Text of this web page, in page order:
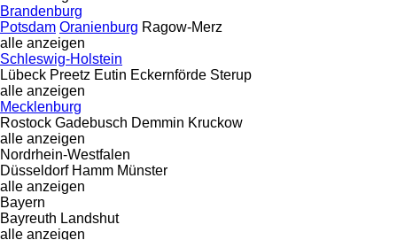
Brandenburg
Potsdam Oranienburg Ragow-Merz
alle anzeigen
Schleswig-Holstein
Lübeck Preetz Eutin Eckernförde Sterup
alle anzeigen
Mecklenburg
Rostock Gadebusch Demmin Kruckow
alle anzeigen
Nordrhein-Westfalen
Düsseldorf Hamm Münster
alle anzeigen
Bayern
Bayreuth Landshut
alle anzeigen